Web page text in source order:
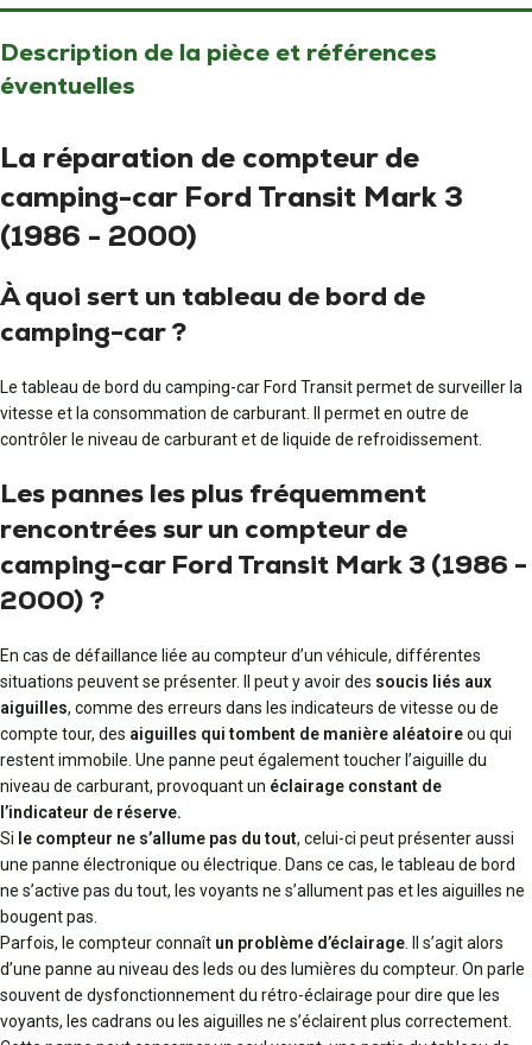
Description de la pièce et références
éventuelles
La réparation de compteur de
camping-car Ford Transit Mark 3
(1986 - 2000)
À quoi sert un tableau de bord de
camping-car ?
Le tableau de bord du camping-car Ford Transit permet de surveiller la
vitesse et la consommation de carburant. Il permet en outre de
contrôler le niveau de carburant et de liquide de refroidissement.
Les pannes les plus fréquemment
rencontrées sur un compteur de
camping-car Ford Transit Mark 3 (1986 -
2000) ?
En cas de défaillance liée au compteur d’un véhicule, différentes
situations peuvent se présenter. Il peut y avoir des soucis liés aux
aiguilles, comme des erreurs dans les indicateurs de vitesse ou de
compte tour, des aiguilles qui tombent de manière aléatoireou qui
restent immobile. Une panne peut également toucher l’aiguille du
niveau de carburant, provoquant un éclairage constant de
l’indicateur de réserve.
Si le compteur ne s’allume pas du tout, celui-ci peut présenter aussi
une panne électronique ou électrique. Dans ce cas, le tableau de bord
ne s’active pas du tout, les voyants ne s’allument pas et les aiguilles ne
bougent pas.
Parfois, le compteur connaît un problème d’éclairage . Il s’agit alors
d’une panne au niveau des leds ou des lumières du compteur. On parle
souvent de dysfonctionnement du rétro-éclairage pour dire que les
voyants, les cadrans ou les aiguilles ne s’éclairent plus correctement.